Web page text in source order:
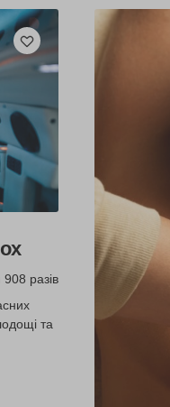
разів
та